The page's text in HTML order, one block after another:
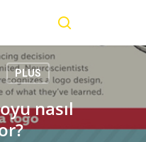
PLUS
nasıl